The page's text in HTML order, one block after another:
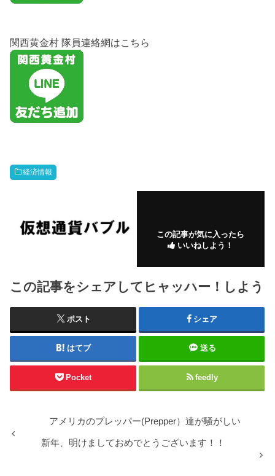
関西黄金村 隊員連絡網はこちら
経済情報
この記事が気に入ったら
いいねしよう！
この記事をシェアしてヒャッハー！しよう
ポスト シェア
はてブ 送る
Pocket feedly
アメリカのプレッパー(Prepper）達が騒がしい
新年、明けましておめでとうございます！！